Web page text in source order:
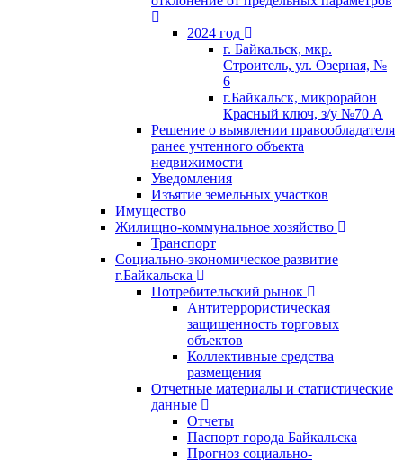
2024 год
г. Байкальск, мкр.
Строитель, ул. Озерная, №
6
г.Байкальск, микрорайон
Красный ключ, з/у №70 А
Решение о выявлении правообладателя
ранее учтенного объекта
недвижимости
Уведомления
Изъятие земельных участков
Имущество
Жилищно-коммунальное хозяйство
Транспорт
Социально-экономическое развитие
г.Байкальска
Потребительский рынок
Антитеррористическая
защищенность торговых
объектов
Коллективные средства
размещения
Отчетные материалы и статистические
данные
Отчеты
Паспорт города Байкальска
Прогноз социально-